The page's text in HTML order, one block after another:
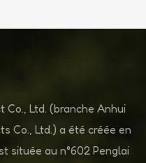
Co., Ltd. (branche Anhui
Co., Ltd.) a été créée en
située au n°602 Penglai